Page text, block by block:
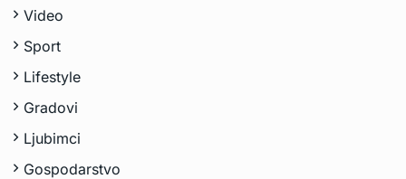
Video
Sport
Lifestyle
Gradovi
Ljubimci
Gospodarstvo